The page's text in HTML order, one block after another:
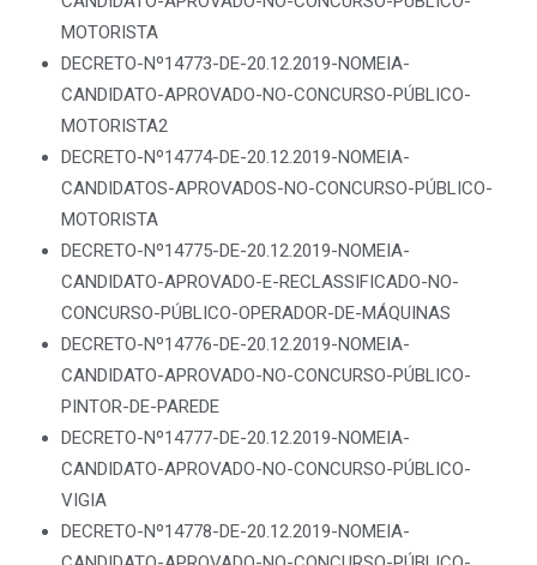
MOTORISTA
DECRETO-Nº14773-DE-20.12.2019-NOMEIA-
CANDIDATO-APROVADO-NO-CONCURSO-PÚBLICO-
MOTORISTA2
DECRETO-Nº14774-DE-20.12.2019-NOMEIA-
CANDIDATOS-APROVADOS-NO-CONCURSO-PÚBLICO-
MOTORISTA
DECRETO-Nº14775-DE-20.12.2019-NOMEIA-
CANDIDATO-APROVADO-E-RECLASSIFICADO-NO-
CONCURSO-PÚBLICO-OPERADOR-DE-MÁQUINAS
DECRETO-Nº14776-DE-20.12.2019-NOMEIA-
CANDIDATO-APROVADO-NO-CONCURSO-PÚBLICO-
PINTOR-DE-PAREDE
DECRETO-Nº14777-DE-20.12.2019-NOMEIA-
CANDIDATO-APROVADO-NO-CONCURSO-PÚBLICO-
VIGIA
DECRETO-Nº14778-DE-20.12.2019-NOMEIA-